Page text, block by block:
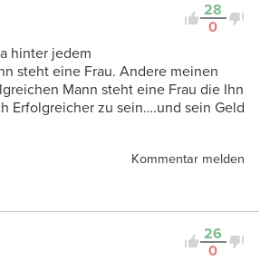
28
0
hinter jedem
steht eine Frau. Andere meinen
Mann steht eine Frau die Ihn
Erfolgreicher zu sein….und sein Geld
Kommentar melden
26
0